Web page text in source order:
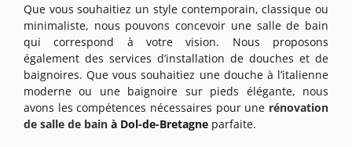
Que vous souhaitiez un style contemporain, classique ou
minimaliste, nous pouvons concevoir une salle de bain
qui correspond à votre vision. Nous proposons
également des services d’installation de douches et de
baignoires. Que vous souhaitiez une douche à l’italienne
moderne ou une baignoire sur pieds élégante, nous
avons les compétences nécessaires pour une rénovation
de salle de bain à Dol-de-Bretagne parfaite.